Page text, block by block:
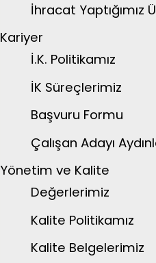
İhracat Yaptığımız
Kariyer
İ.K. Politikamız
İK Süreçlerimiz
Başvuru Formu
Çalışan Adayı
Yönetim ve Kalite
Değerlerimiz
Kalite Politikamız
Kalite Belgelerimiz